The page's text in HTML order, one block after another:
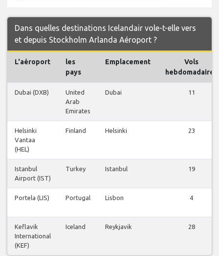
Dans quelles destinations Icelandair vole-t-elle vers
et depuis Stockholm Arlanda Aéroport ?
L'aéroport
les
pays
Emplacement
Vols
hebdomadaires
Dubai (DXB)
United
Arab
Emirates
Dubai 11
Helsinki
Vantaa
(HEL)
Finland Helsinki 23
Istanbul
Airport (IST)
Turkey Istanbul 19
Portela (LIS) Portugal Lisbon 4
Keflavik
International
(KEF)
Iceland Reykjavik 28